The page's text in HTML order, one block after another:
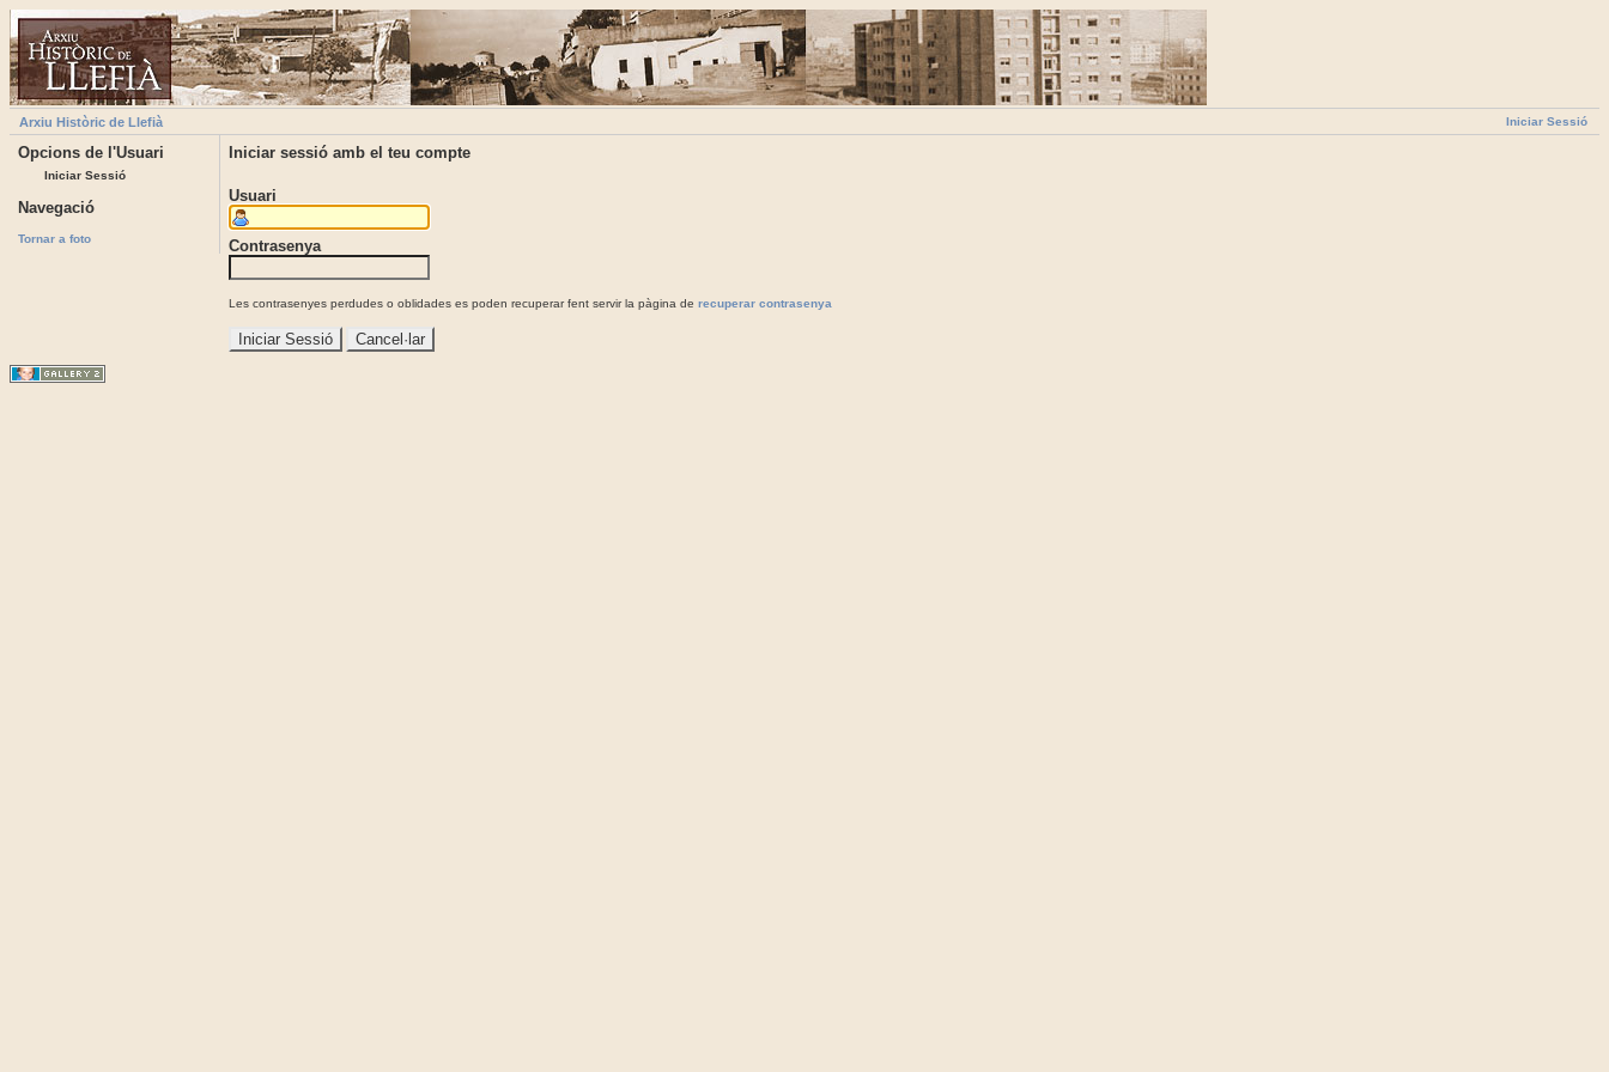
Iniciar Sessió
Arxiu Històric de Llefià
Opcions de l'Usuari
Iniciar Sessió
Navegació
Tornar a foto
Iniciar sessió amb el teu compte
Usuari
Contrasenya
Les contrasenyes perdudes o oblidades es poden recuperar fent servir la pàgina de recuperar contrasenya